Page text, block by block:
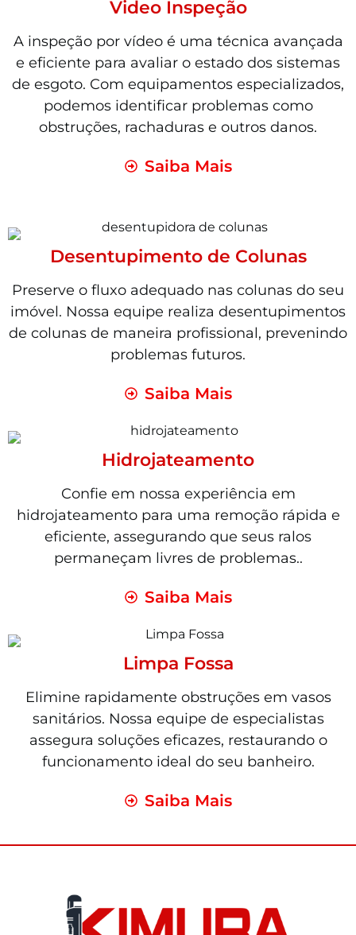
Video Inspeção
A inspeção por vídeo é uma técnica avançada
e eficiente para avaliar o estado dos sistemas
de esgoto. Com equipamentos especializados,
podemos identificar problemas como
obstruções, rachaduras e outros danos.
Saiba Mais
Desentupimento de Colunas
Preserve o fluxo adequado nas colunas do seu
imóvel. Nossa equipe realiza desentupimentos
de colunas de maneira profissional, prevenindo
problemas futuros.
Saiba Mais
Hidrojateamento
Confie em nossa experiência em
hidrojateamento para uma remoção rápida e
eficiente, assegurando que seus ralos
permaneçam livres de problemas..
Saiba Mais
Limpa Fossa
Elimine rapidamente obstruções em vasos
sanitários. Nossa equipe de especialistas
assegura soluções eficazes, restaurando o
funcionamento ideal do seu banheiro.
Saiba Mais